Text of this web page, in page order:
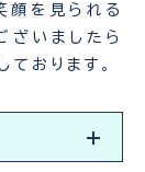
顔を見られる
ざいましたら
おります。